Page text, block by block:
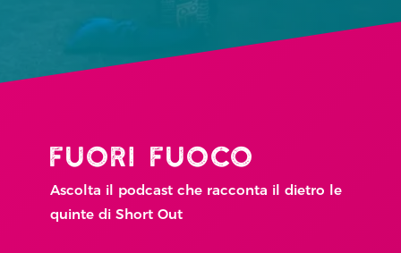
FUORI FUOCO
Ascolta il podcast che racconta il dietro le
quinte di Short Out